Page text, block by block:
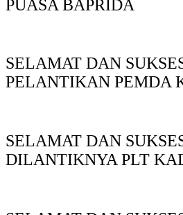
PUASA BAPRIDA
SELAMAT DAN
PELANTIKAN PEMDA
SELAMAT DAN
DILANTIKNYA PLT